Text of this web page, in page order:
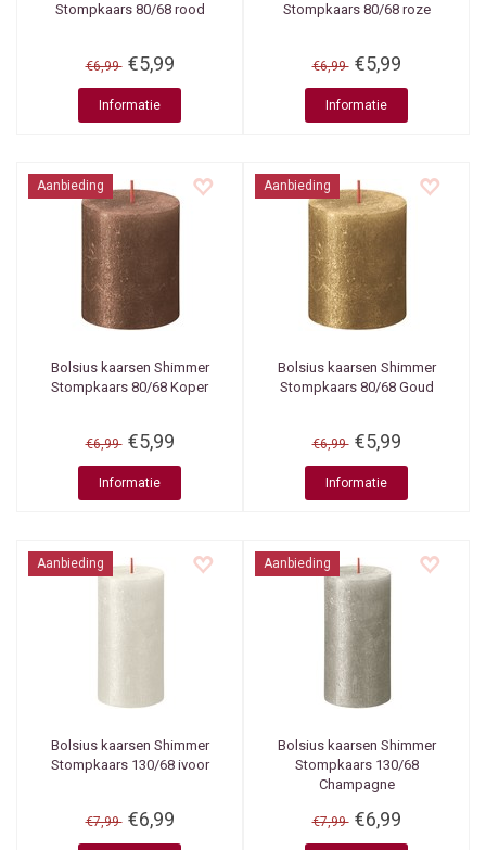
Stompkaars 80/68 rood
€6,99 €5,99
Informatie
Stompkaars 80/68 roze
€6,99 €5,99
Informatie
Aanbieding
Bolsius kaarsen Shimmer
Stompkaars 80/68 Koper
€6,99 €5,99
Informatie
Aanbieding
Bolsius kaarsen Shimmer
Stompkaars 80/68 Goud
€6,99 €5,99
Informatie
Aanbieding
Bolsius kaarsen Shimmer
Stompkaars 130/68 ivoor
€7,99 €6,99
Aanbieding
Bolsius kaarsen Shimmer
Stompkaars 130/68
Champagne
€7,99 €6,99